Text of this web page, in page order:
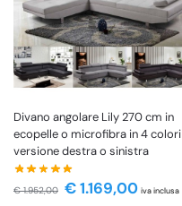
Divano angolare Lily 270 cm in
ecopelle o microfibra in 4 colori
versione destra o sinistra
€1.952,00 €1.169,00 iva inclusa